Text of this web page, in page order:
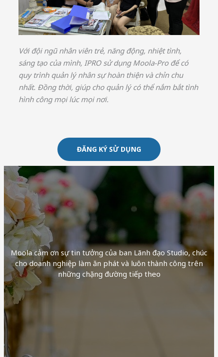
Với đội ngũ nhân viên trẻ, năng động, nhiệt tình,
sáng tạo của mình, IPRO sử dụng Moola-Pro để có
quy trình quản lý nhân sự hoàn thiện và chỉn chu
nhất. Đồng thời, giúp cho quản lý có thể nắm bắt tình
hình công mọi lúc mọi nơi.
ĐĂNG KÝ SỬ DỤNG
Moola cảm ơn sự tin tưởng của ban Lãnh đạo Studio, chúc
cho doanh nghiệp làm ăn phát và luôn thành công trên
những chặng đường tiếp theo